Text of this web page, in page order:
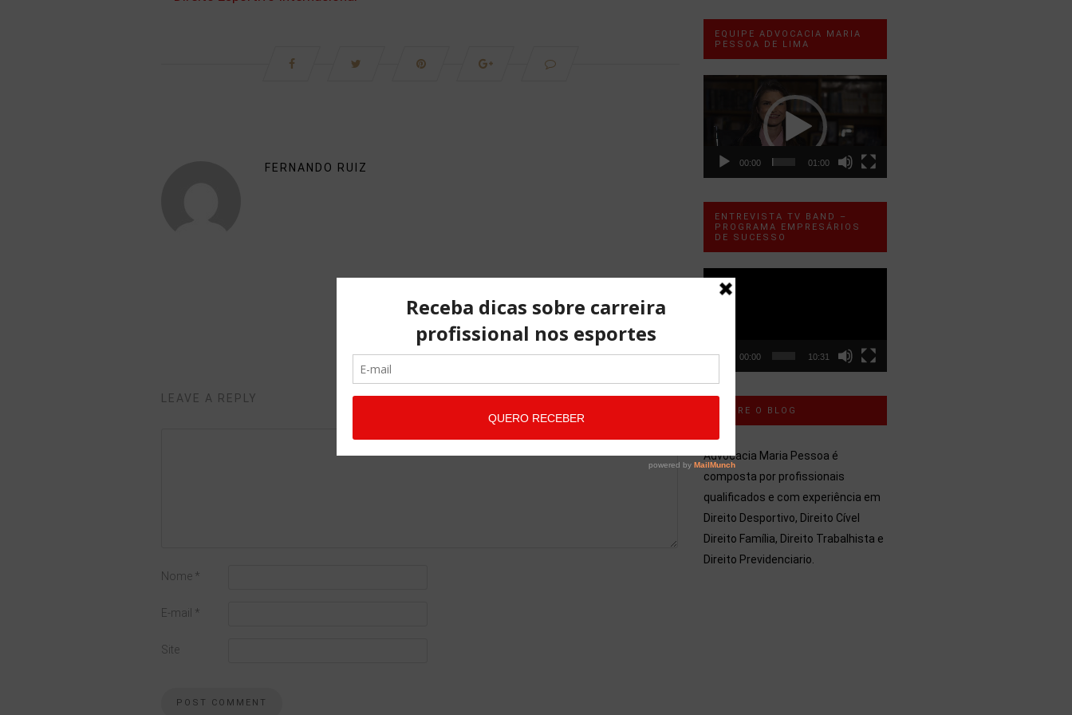
FERNANDO RUIZ
NO COMMENTS
LEAVE A REPLY
Nome *
E-mail *
Site
EQUIPE ADVOCACIA MARIA
PESSOA DE LIMA
00:00 01:00
ENTREVISTA TV BAND –
PROGRAMA EMPRESÁRIOS
DE SUCESSO
Tocador
00:00 10:31
SOBRE O BLOG
Advocacia Maria Pessoa é
composta por profissionais
qualificados e com experiência em
Direito Desportivo, Direito Cível
Direito Família, Direito Trabalhista e
Direito Previdenciario.